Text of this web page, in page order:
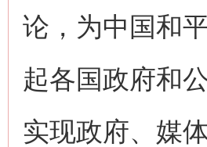
论，为中国和
起各国政府和
实现政府、媒